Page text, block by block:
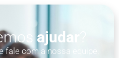
ajudar
com a nossa equipe.